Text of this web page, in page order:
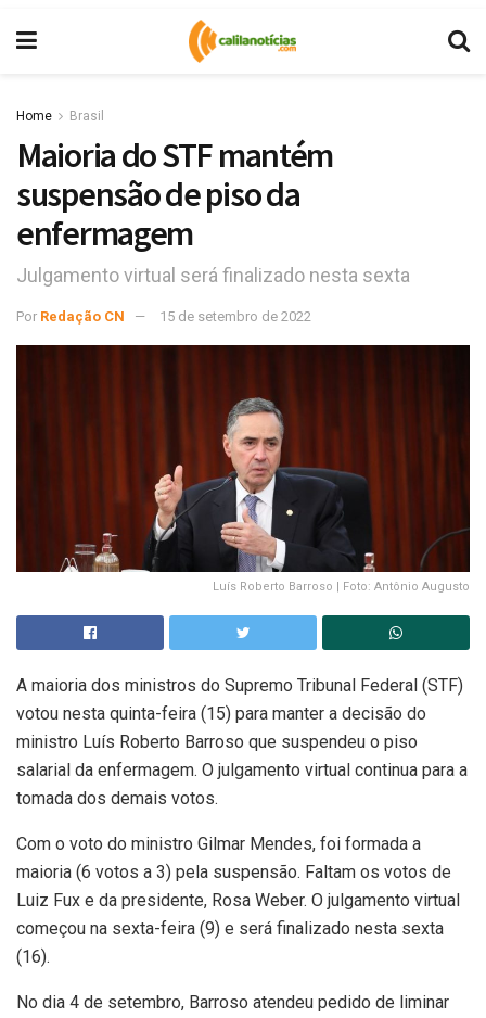
Home Brasil
Maioria do STF mantém
suspensão de piso da
enfermagem
Julgamento virtual será finalizado nesta sexta
Por Redação CN 15 de setembro de 2022
Luís Roberto Barroso | Foto: Antônio Augusto
A maioria dos ministros do Supremo Tribunal Federal (STF)
votou nesta quinta-feira (15) para manter a decisão do
ministro Luís Roberto Barroso que suspendeu o piso
salarial da enfermagem. O julgamento virtual continua para a
tomada dos demais votos.
Com o voto do ministro Gilmar Mendes, foi formada a
maioria (6 votos a 3) pela suspensão. Faltam os votos de
Luiz Fux e da presidente, Rosa Weber. O julgamento virtual
começou na sexta-feira (9) e será finalizado nesta sexta
(16).
No dia 4 de setembro, Barroso atendeu pedido de liminar